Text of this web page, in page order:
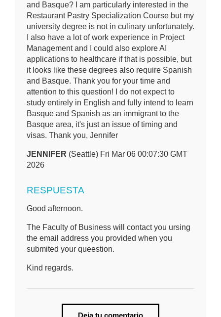
and Basque? I am particularly interested in the
Restaurant Pastry Specialization Course but my
university degree is not in culinary unfortunately.
I also have a lot of work experience in Project
Management and I could also explore AI
applications to healthcare if that is possible, but
it looks like these degrees also require Spanish
and Basque. Thank you for your time and
attention to this question! I do not expect to
study entirely in English and fully intend to learn
Basque and Spanish as an immigrant to the
Basque area, it's just an issue of timing and
visas. Thank you, Jennifer
JENNIFER (Seattle) Fri Mar 06 00:07:30 GMT
2026
RESPUESTA
Good afternoon.
The Faculty of Business will contact you ursing
the email address you provided when you
submited your queestion.
Kind regards.
Deja tu comentario